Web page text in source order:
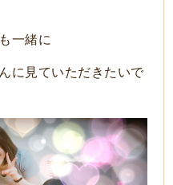
一緒に
に見ていただきたいで